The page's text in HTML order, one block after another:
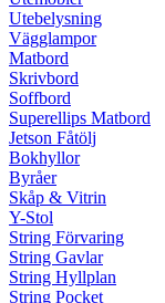
Utebelysning
Vägglampor
Matbord
Skrivbord
Soffbord
Superellips Matbord
Jetson Fåtölj
Bokhyllor
Byråer
Skåp & Vitrin
Y-Stol
String Förvaring
String Gavlar
String Hyllplan
String Pocket